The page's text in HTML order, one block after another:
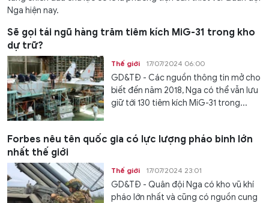
Nga hiện nay.
Sẽ gọi tái ngũ hàng trăm tiêm kích MiG-31 trong kho
dự trữ?
Thế giới 17/07/2024 06:00
GD&TĐ - Các nguồn thông tin mở cho
biết đến năm 2018, Nga có thể vẫn lưu
giữ tới 130 tiêm kích MiG-31 trong...
Forbes nêu tên quốc gia có lực lượng pháo binh lớn
nhất thế giới
Thế giới 17/07/2024 23:01
GD&TĐ - Quân đội Nga có kho vũ khí
pháo lớn nhất và cũng có nguồn cung